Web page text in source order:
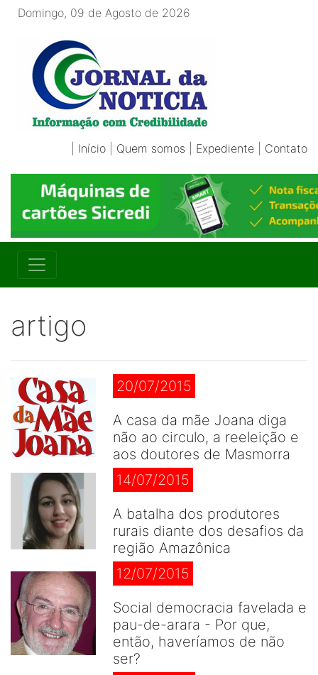
Domingo, 09 de Agosto de 2026
Início Quem somos Expediente Contato
artigo
20/07/2015
A casa da mãe Joana diga
não ao circulo, a reeleição e
aos doutores de Masmorra
14/07/2015
A batalha dos produtores
rurais diante dos desafios da
região Amazônica
12/07/2015
Social democracia favelada e
pau-de-arara - Por que,
então, haveríamos de não
ser?